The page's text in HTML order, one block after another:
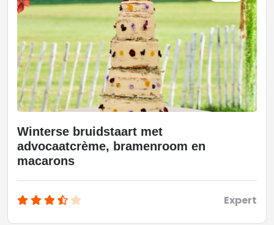
Winterse bruidstaart met
advocaatcrème, bramenroom en
macarons
Expert